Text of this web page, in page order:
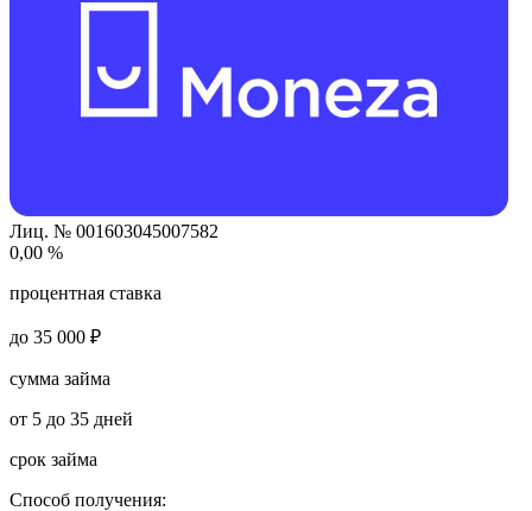
Лиц. № 001603045007582
0,00 %
процентная ставка
до 35 000 ₽
сумма займа
от 5 до 35 дней
срок займа
Способ получения: